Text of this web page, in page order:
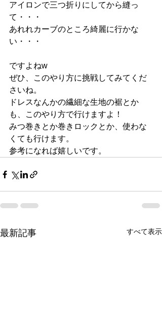
アイロンで三つ折りにしてから縫っ
て・・・
あれれカーブのところ綺麗に行かな
い・・・
ですよねw
ぜひ、このやり方に挑戦してみてくだ
さいね。
ドレスなんかの繊細な生地の裾とか
も、このやり方で行けますよ！
みつ巻きとか巻きロックとか、使わな
くても行けます。
参考になれば嬉しいです。
最新記事 すべて表示